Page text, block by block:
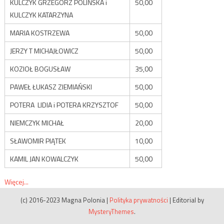
KULCZYK KATARZYNA
MARIA KOSTRZEWA
50,00
JERZY T MICHAJŁOWICZ
50,00
KOZIOŁ BOGUSŁAW
35,00
PAWEŁ ŁUKASZ ZIEMIAŃSKI
50,00
POTERA LIDIA i POTERA KRZYSZTOF
50,00
NIEMCZYK MICHAŁ
20,00
SŁAWOMIR PIĄTEK
10,00
KAMIL JAN KOWALCZYK
50,00
Więcej...
(c) 2016-2023 Magna Polonia | Polityka prywatności | Editorial by
MysteryThemes.